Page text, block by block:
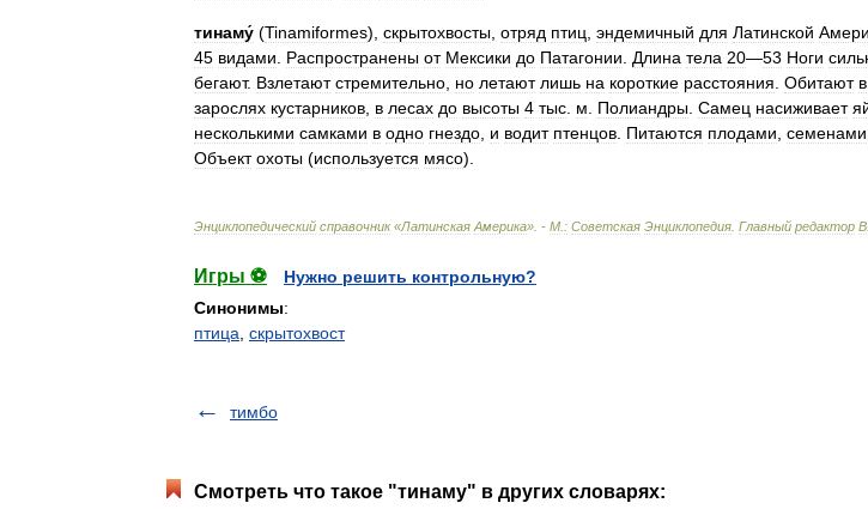
тинаму́ (Tinamiformes), скрытохвосты отряд птиц эндемичный для Латинской
45 видами Распространены от Мексики до Патагонии Длина тела 20—53 Ноги
бегают. Взлетают стремительно но летают лишь на короткие расстояния Обитают в
зарослях кустарников в лесах до высоты 4 тыс м Полиандры Самец насиживает
несколькими самками в одно гнездо и водит птенцов Питаются плодами семенами
Объект охоты (используется мясо).
Энциклопедический справочник«Латинская Америка». - М : Советская Энциклопедия Главный редактор В
Игры ⚽
Нужно решить контрольную?
Синонимы:
птица скрытохвост
тимбо
Смотреть что такое "тинаму" в других словарях: